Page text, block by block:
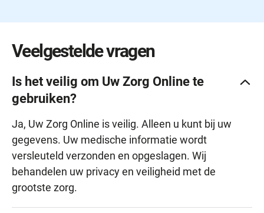
Veelgestelde vragen
Is het veilig om Uw Zorg Online te
gebruiken?
Ja, Uw Zorg Online is veilig. Alleen u kunt bij uw
gegevens. Uw medische informatie wordt
versleuteld verzonden en opgeslagen. Wij
behandelen uw privacy en veiligheid met de
grootste zorg.